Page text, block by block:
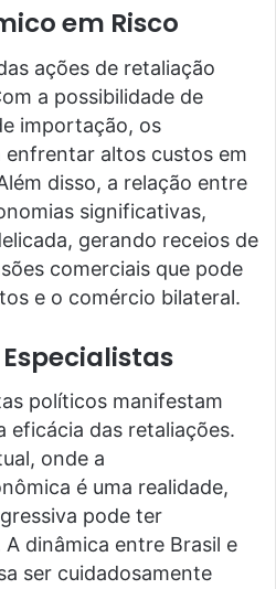
em Risco
ações de retaliação
a possibilidade de
importação, os
altos custos em
disso, a relação entre
significativas,
gerando receios de
comerciais que pode
e o comércio bilateral.
Especialistas
políticos manifestam
eficácia das retaliações.
onde a
é uma realidade,
pode ter
dinâmica entre Brasil e
ser cuidadosamente